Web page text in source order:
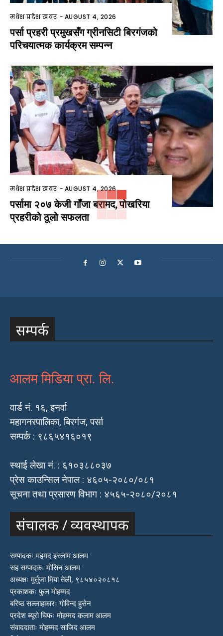
मधेश प्रदेश खवर - AUGUST 4, 2026
पर्सा प्रहरी प्रमुखसँग ग्रीनसिटी बिरगंजको
परिचयात्मक कार्यक्रम सम्पन्न
मधेश प्रदेश खवर - AUGUST 4, 2026
पर्सामा २०७ केजी गाँजा बरामद, पोखरिया
प्रहरीको ठूलो सफलता
सम्पर्क
आलम मिडिया प्रा. लि.
वार्ड नं. १६, इनर्वा
महागनरपालिका, बिरगंज, पर्सा
सम्पर्क : ९८६५४१६०१९
स्थाई लेखा नं. : ६१०३८८०३७
प्रेस काउन्सिल नेपाल : ४६०५-२०८०/०८१
सूचना तथा प्रसारण विभाग : ४५६५-२०८०/२०८१
संचालक / व्यवस्थापक
सम्पादकः महमद इस्लाम आलम
सह सम्पादकः मोसिन आलम
अध्यक्षः मुर्तुजा मिया तेली, ९८५४०२०८१८
प्रकाशकः फुल मोहम्मद
बरिष्ठ सल्लाहकारः गोविन्द हुसेन
प्रदेश ब्यूरो चिफः मोहम्मद कलाम आलम
संवाददाताः मोहम्मद साजिद आलम